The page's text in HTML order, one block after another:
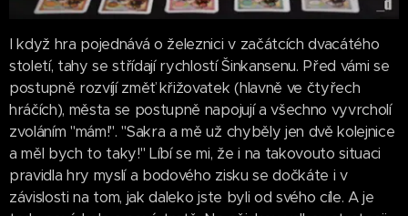
I když hra pojednává o železnici v začátcích dvacátého
století, tahy se střídají rychlostí Šinkansenu. Před vámi se
postupně rozvíjí změť křižovatek (hlavně ve čtyřech
hráčích), města se postupně napojují a všechno vyvrcholí
zvoláním "mám!". "Sakra a mě už chyběly jen dvě kolejnice
a měl bych to taky!" Líbí se mi, že i na takovouto situaci
pravidla hry myslí a bodového zisku se dočkáte i v
závislosti na tom, jak daleko jste byli od svého cíle. A je